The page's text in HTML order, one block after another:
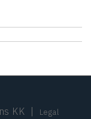
KK Legal